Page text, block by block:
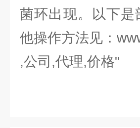
菌环出现。以下
他操作方法见：
,公司,代理,价格"